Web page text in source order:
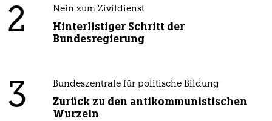
2 Nein zum Zivildienst
Hinterlistiger Schritt der
Bundesregierung
3 Bundeszentrale für politische Bildung
Zurück zu den antikommunistischen
Wurzeln